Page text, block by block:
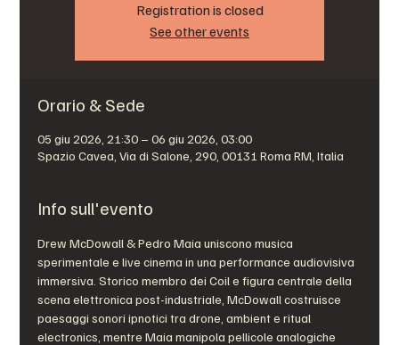
Registration is closed
See other events
Orario & Sede
05 giu 2026, 21:30 – 06 giu 2026, 03:00
Spazio Cavea, Via di Salone, 290, 00131 Roma RM, Italia
Info sull'evento
Drew McDowall & Pedro Maia uniscono musica
sperimentale e live cinema in una performance audiovisiva
immersiva. Storico membro dei Coil e figura centrale della
scena elettronica post-industriale, McDowall costruisce
paesaggi sonori ipnotici tra drone, ambient e ritual
electronics, mentre Maia manipola pellicole analogiche